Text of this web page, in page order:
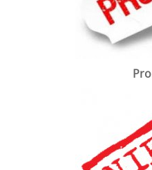
Bosch gereedschappen
Deltair perslucht-